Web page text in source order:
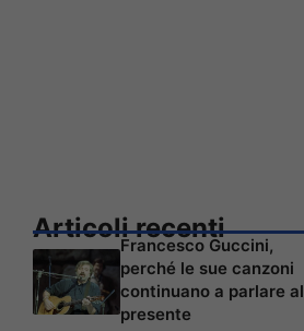
Articoli recenti
Francesco Guccini,
perché le sue canzoni
continuano a parlare al
presente